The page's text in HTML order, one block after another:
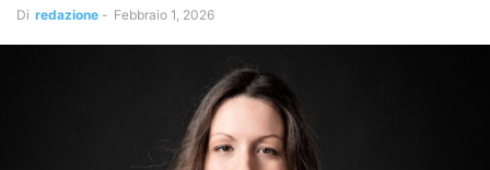
Di redazione - Febbraio 1, 2026